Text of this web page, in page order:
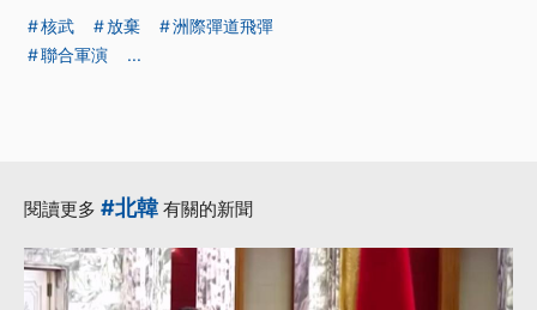
核武
放棄
洲際彈道飛彈
聯合軍演
...
閱讀更多 #北韓 有關的新聞